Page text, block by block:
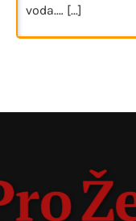
voda.… [...]